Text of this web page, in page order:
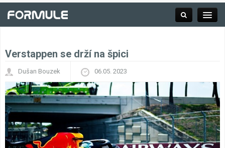
Závodní série
Kalendář F1
Verstappen se drží na špici
Dušan Bouzek 06.05. 2023